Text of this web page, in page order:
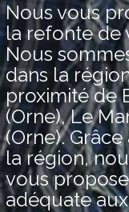
Nous vous
la refonte de
Nous
dans la
proximité de
(Orne), Le
(Orne).
la région,
vous
adéquate